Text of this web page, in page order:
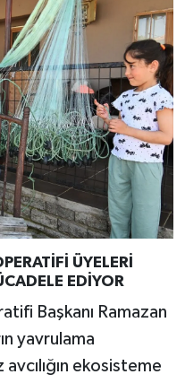
ÜYELERİ
EDİYOR
Başkanı Ramazan
yavrulama
ekosisteme